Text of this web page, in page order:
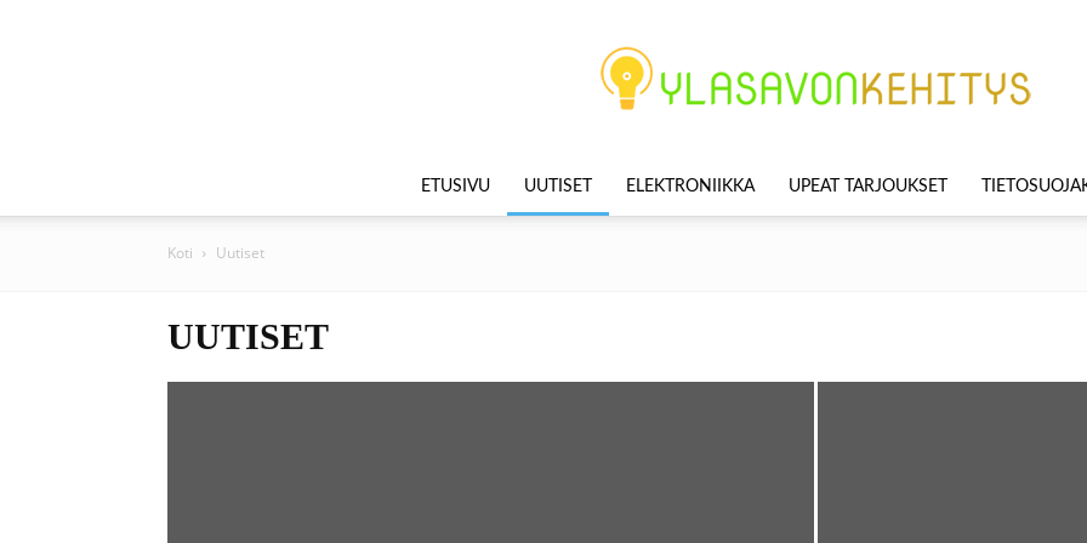
Ylasavonkehitys
ETUSIVU UUTISET ELEKTRONIIKKA UPEAT TARJOUKSET
Koti Uutiset
UUTISET